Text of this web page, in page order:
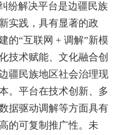
纷解决平台是边疆民族
实践，具有显著的政
的“互联网 + 调解”新模
技术赋能、文化融合创
疆民族地区社会治理现
。平台在技术创新、多
据驱动调解等方面具有
的可复制推广性。未